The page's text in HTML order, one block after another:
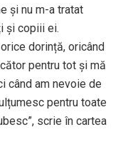
și nu m-a tratat
și copiii ei.
dorință, oricând
pentru tot și mă
când am nevoie de
pentru toate
scrie în cartea